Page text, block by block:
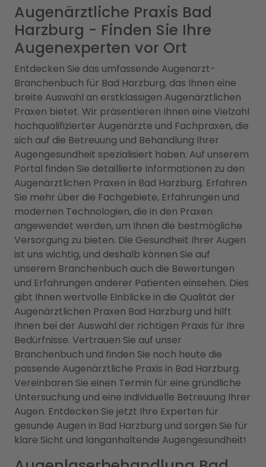
Augenärztliche Praxis Bad
Harzburg - Finden Sie Ihre
Augenexperten vor Ort
Entdecken Sie das umfassende Augenarzt-
Branchenbuch für Bad Harzburg, das Ihnen eine
breite Auswahl an erstklassigen Augenärztlichen
Praxen bietet. Wir präsentieren Ihnen eine Vielzahl
hochqualifizierter Augenärzte und Fachpraxen, die
sich auf die Betreuung und Behandlung Ihrer
Augengesundheit spezialisiert haben. Auf unserem
Portal finden Sie detaillierte Informationen zu den
Augenärztlichen Praxen in Bad Harzburg. Erfahren
Sie mehr über die Fachgebiete, Erfahrungen und
modernen Technologien, die in den Praxen
angewendet werden, um Ihnen die bestmögliche
Versorgung zu bieten. Die Gesundheit Ihrer Augen
ist uns wichtig, und deshalb können Sie auf
unserem Branchenbuch auch die Bewertungen
und Erfahrungen anderer Patienten einsehen. Dies
gibt Ihnen wertvolle Einblicke in die Qualität der
Augenärztlichen Praxen Bad Harzburg und hilft
Ihnen bei der Auswahl der richtigen Praxis für Ihre
Bedürfnisse. Vertrauen Sie auf unser
Branchenbuch und finden Sie noch heute die
passende Augenärztliche Praxis in Bad Harzburg.
Vereinbaren Sie einen Termin für eine gründliche
Untersuchung und eine individuelle Betreuung Ihrer
Augen. Entdecken Sie jetzt Ihre Experten für
gesunde Augen in Bad Harzburg und sorgen Sie für
klare Sicht und langanhaltende Augengesundheit!